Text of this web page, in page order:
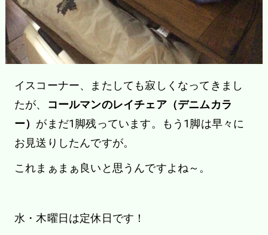
イスコーナー、またしても寂しくなってきまし
たが、
コールマンのレイチェア（デニムカラ
ー） がまだ1脚残っています。もう1脚は早々に
お見送りしたんですが。
これまぁまぁ良いと思うんですよね～。
水・木曜日は定休日です！